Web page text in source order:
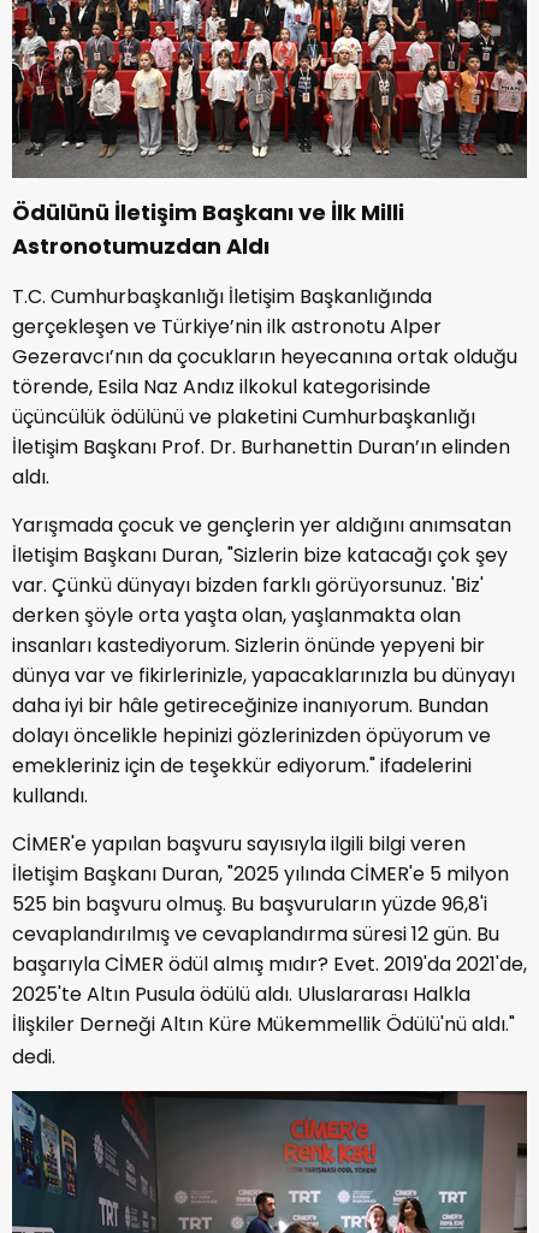
Ödülünü İletişim Başkanı ve İlk Milli
Astronotumuzdan Aldı
T.C. Cumhurbaşkanlığı İletişim Başkanlığında
gerçekleşen ve Türkiye’nin ilk astronotu Alper
Gezeravcı’nın da çocukların heyecanına ortak olduğu
törende, Esila Naz Andız ilkokul kategorisinde
üçüncülük ödülünü ve plaketini Cumhurbaşkanlığı
İletişim Başkanı Prof. Dr. Burhanettin Duran’ın elinden
aldı.
Yarışmada çocuk ve gençlerin yer aldığını anımsatan
İletişim Başkanı Duran, "Sizlerin bize katacağı çok şey
var. Çünkü dünyayı bizden farklı görüyorsunuz. 'Biz'
derken şöyle orta yaşta olan, yaşlanmakta olan
insanları kastediyorum. Sizlerin önünde yepyeni bir
dünya var ve fikirlerinizle, yapacaklarınızla bu dünyayı
daha iyi bir hâle getireceğinize inanıyorum. Bundan
dolayı öncelikle hepinizi gözlerinizden öpüyorum ve
emekleriniz için de teşekkür ediyorum." ifadelerini
kullandı.
CİMER'e yapılan başvuru sayısıyla ilgili bilgi veren
İletişim Başkanı Duran, "2025 yılında CİMER'e 5 milyon
525 bin başvuru olmuş. Bu başvuruların yüzde 96,8'i
cevaplandırılmış ve cevaplandırma süresi 12 gün. Bu
başarıyla CİMER ödül almış mıdır? Evet. 2019'da 2021'de,
2025'te Altın Pusula ödülü aldı. Uluslararası Halkla
İlişkiler Derneği Altın Küre Mükemmellik Ödülü'nü aldı."
dedi.